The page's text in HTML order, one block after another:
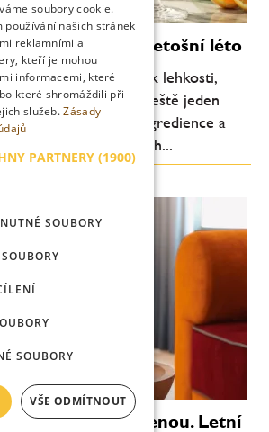
které definují letošní léto
se každoročně vrací k lehkosti,
Letos je ale patrný ještě jeden
kvalitní ingredience a
Méně komplikovaných...
zvou na dovolenou. Letní
soubory cookie.
používání našich stránek
reklamními a
kteří je mohou
informacemi, které
které shromáždili při
služeb.Zásady
PARTNERY (1900)
SOUBORY
SOUBORY
VŠE ODMÍTNOUT